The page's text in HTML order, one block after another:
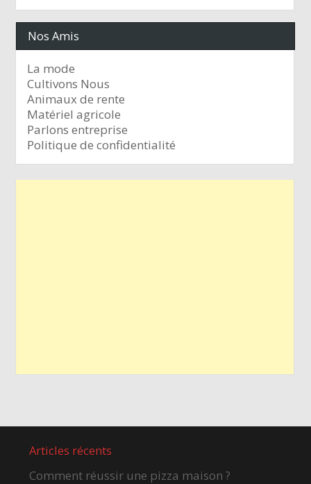
Nos Amis
La mode
Cultivons Nous
Animaux de rente
Matériel agricole
Parlons entreprise
Politique de confidentialité
Articles récents
Comment réussir une pizza maison ?